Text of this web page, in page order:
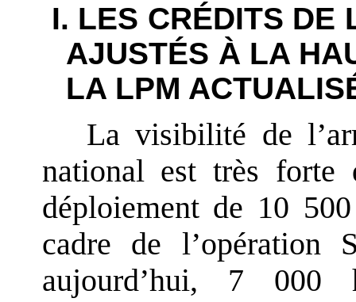
I. LES CRÉDITS DE
AJUSTÉS À LA
LA LPM
La visibilité de
national est très forte
déploiement de 10
cadre de l’opération
aujourd’hui, 7 000